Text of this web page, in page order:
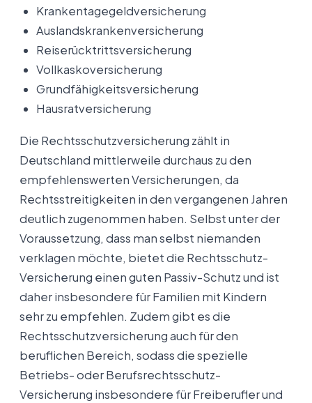
Krankentagegeldversicherung
Auslandskrankenversicherung
Reiserücktrittsversicherung
Vollkaskoversicherung
Grundfähigkeitsversicherung
Hausratversicherung
Die Rechtsschutzversicherung zählt in
Deutschland mittlerweile durchaus zu den
empfehlenswerten Versicherungen, da
Rechtsstreitigkeiten in den vergangenen Jahren
deutlich zugenommen haben. Selbst unter der
Voraussetzung, dass man selbst niemanden
verklagen möchte, bietet die Rechtsschutz-
Versicherung einen guten Passiv-Schutz und ist
daher insbesondere für Familien mit Kindern
sehr zu empfehlen. Zudem gibt es die
Rechtsschutzversicherung auch für den
beruflichen Bereich, sodass die spezielle
Betriebs- oder Berufsrechtsschutz-
Versicherung insbesondere für Freiberufler und